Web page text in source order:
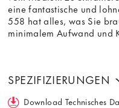
eine fantastische und
558 hat alles, was Sie
minimalem Aufwand und
SPEZIFIZIERUNGEN
Download Technisches